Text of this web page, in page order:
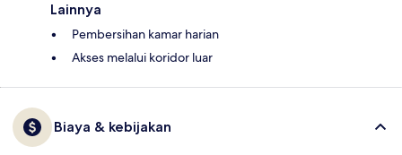
Lainnya
Pembersihan kamar harian
Akses melalui koridor luar
Biaya & kebijakan